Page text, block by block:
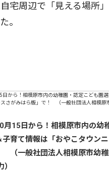
宅周辺で「見える場所
。
月15日から！相模原市内の幼
子育て情報は「おやこタウン
（一般社団法人相模原市幼